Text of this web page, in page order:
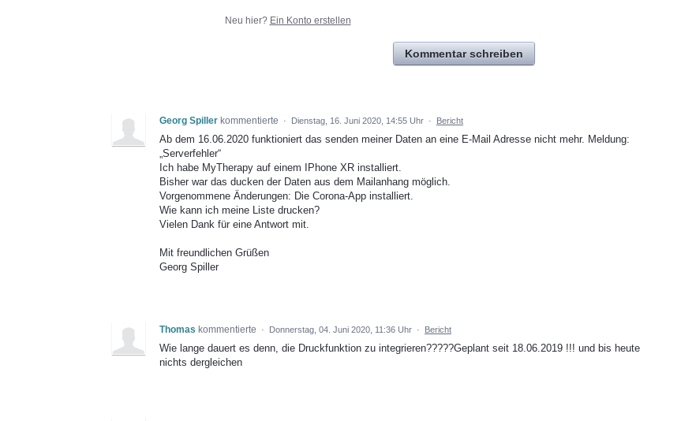
Neu hier? Ein Konto erstellen
Kommentar schreiben
Georg Spiller kommentierte · Dienstag, 16. Juni 2020, 14:55 Uhr · Bericht
Ab dem 16.06.2020 funktioniert das senden meiner Daten an eine E-Mail Adresse nicht mehr. Meldung:
„Serverfehler“
Ich habe MyTherapy auf einem IPhone XR installiert.
Bisher war das ducken der Daten aus dem Mailanhang möglich.
Vorgenommene Änderungen: Die Corona-App installiert.
Wie kann ich meine Liste drucken?
Vielen Dank für eine Antwort mit.
Mit freundlichen Grüßen
Georg Spiller
Thomas kommentierte · Donnerstag, 04. Juni 2020, 11:36 Uhr · Bericht
Wie lange dauert es denn, die Druckfunktion zu integrieren?????Geplant seit 18.06.2019 !!! und bis heute
nichts dergleichen